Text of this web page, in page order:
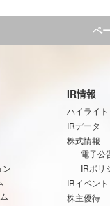
ペ
ン
IR情報
ハイライト
IRデータ
株式情報
電子公
IRポリ
IRイベント
株主優待